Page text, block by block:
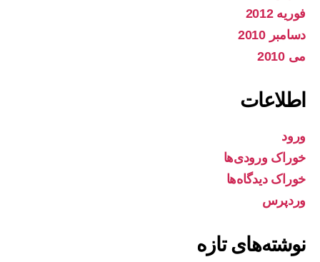
فوریه 2012
دسامبر 2010
می 2010
اطلاعات
ورود
خوراک ورودی‌ها
خوراک دیدگاه‌ها
وردپرس
نوشته‌های تازه